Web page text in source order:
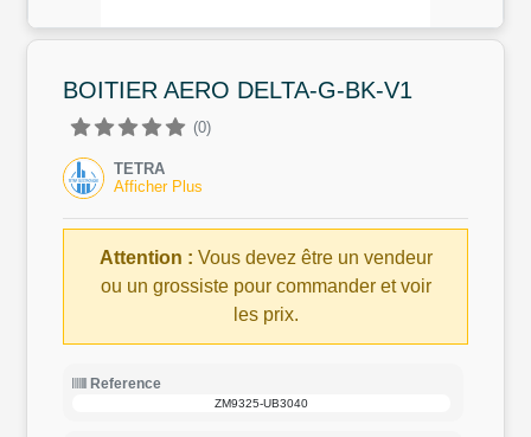
BOITIER AERO DELTA-G-BK-V1
(0)
TETRA
Afficher Plus
Attention : Vous devez être un vendeur
ou un grossiste pour commander et voir
les prix.
Reference
ZM9325-UB3040